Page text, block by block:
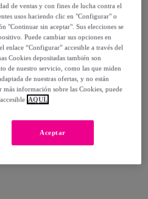
de ventas y con fines de lucha contra el
usos haciendo clic en "Configurar" o
"Continuar sin aceptar". Sus elecciones se
Puede cambiar sus opciones en
enlace “Configurar” accesible a través del
Cookies depositadas también son
de nuestro servicio, como las que miden
de nuestras ofertas, y no están
más información sobre las Cookies, puede
AQUÍ.
Aceptar